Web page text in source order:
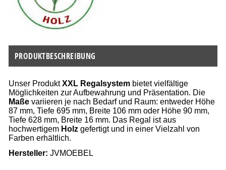
PRODUKTBESCHREIBUNG
Unser ProduktXXL Regalsystem bietet vielfältige
Möglichkeiten zur Aufbewahrung und Präsentation. Die
Maße variieren je nach Bedarf und Raum: entweder Höhe
87 mm, Tiefe 695 mm, Breite 106 mm oder Höhe 90 mm,
Tiefe 628 mm, Breite 16 mm. Das Regal ist aus
hochwertigem Holz gefertigt und in einer Vielzahl von
Farben erhältlich.
Hersteller: JVMOEBEL